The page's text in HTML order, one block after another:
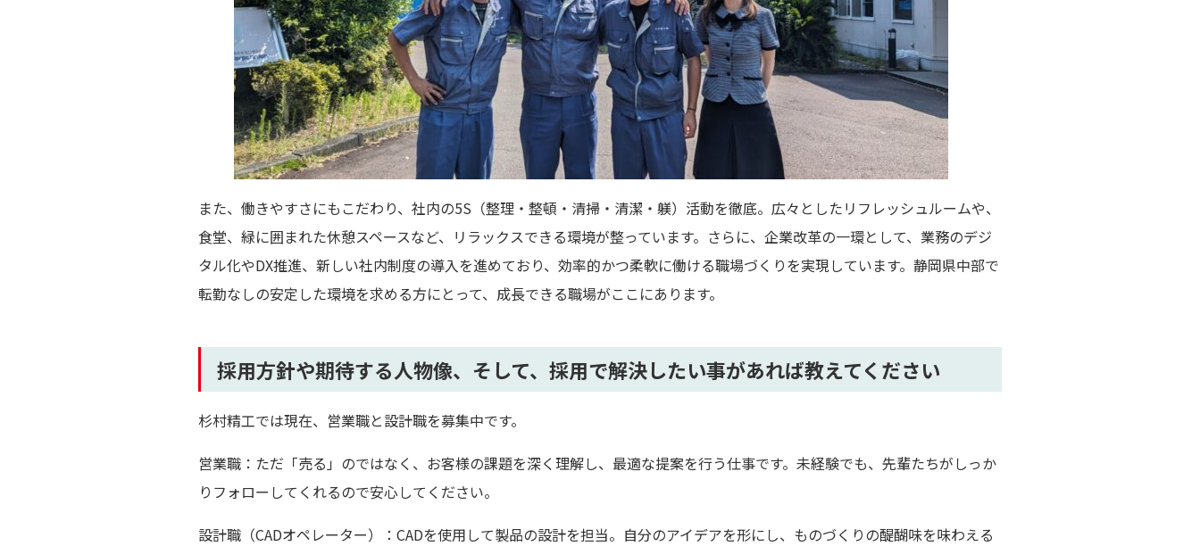
また、働きやすさにもこだわり、社内の5S（整理・整頓・清掃・清潔・躾）活動を徹底。広々としたリフレッシュルームや、
食堂、緑に囲まれた休憩スペースなど、リラックスできる環境が整っています。さらに、企業改革の一環として、業務のデジ
タル化やDX推進、新しい社内制度の導入を進めており、効率的かつ柔軟に働ける職場づくりを実現しています。静岡県中部で
転勤なしの安定した環境を求める方にとって、成長できる職場がここにあります。
採用方針や期待する人物像、そして、採用で解決したい事があれば教えてください
杉村精工では現在、営業職と設計職を募集中です。
営業職：ただ「売る」のではなく、お客様の課題を深く理解し、最適な提案を行う仕事です。未経験でも、先輩たちがしっか
りフォローしてくれるので安心してください。
設計職（CADオペレーター）：CADを使用して製品の設計を担当。自分のアイデアを形にし、ものづくりの醍醐味を味わえる